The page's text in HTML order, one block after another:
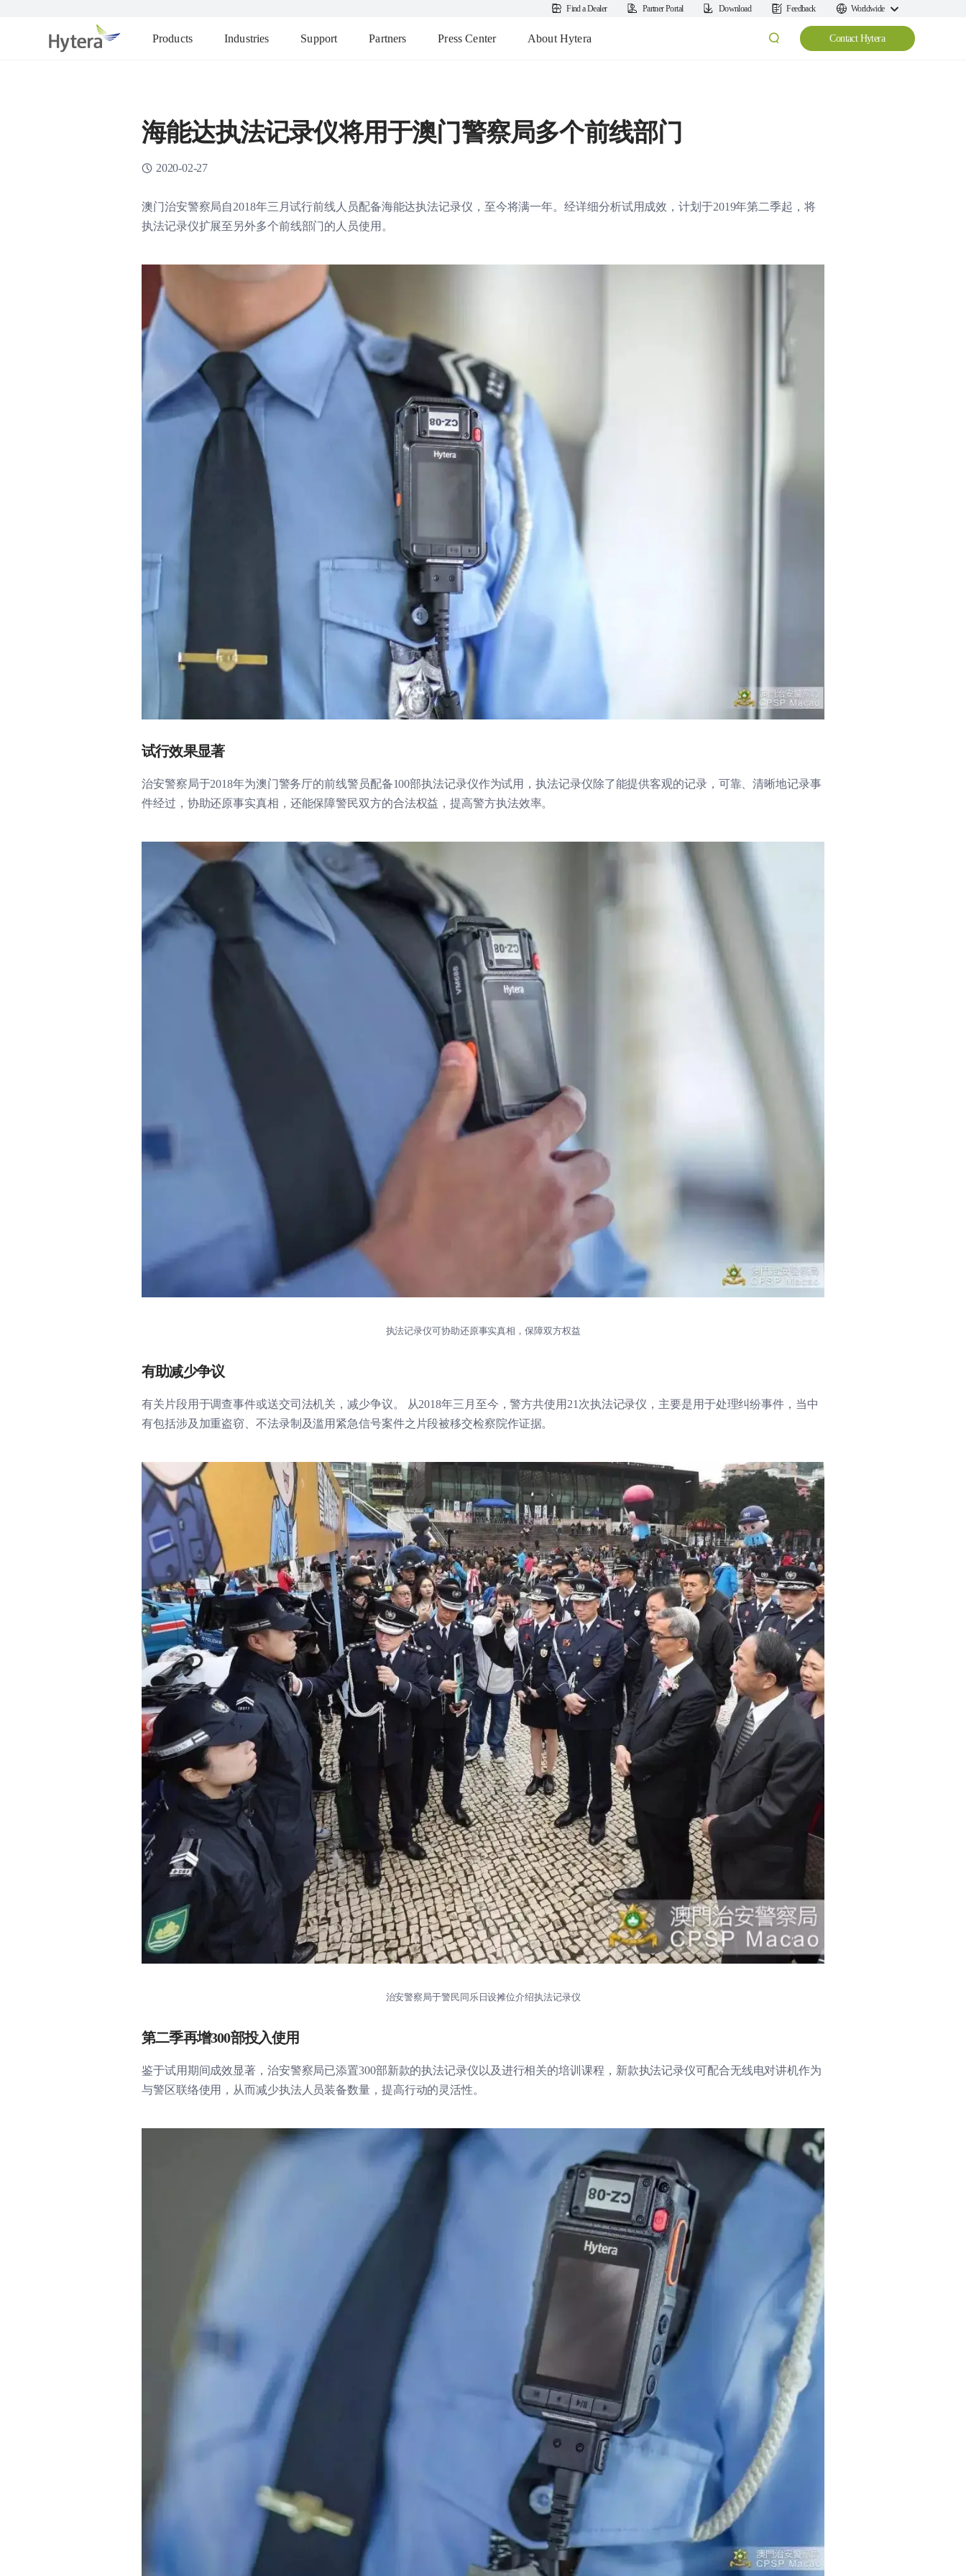
Find a Dealer Partner Portal Download Feedback Worldwide
Products Industries Support Partners Press Center About Hytera Contact Hytera
海能达执法记录仪将用于澳门警察局多个前线部门
2020-02-27
澳门治安警察局自2018年三月试行前线人员配备海能达执法记录仪，至今将满一年。经详细分析试用成效，计划于2019年第二季起，将
执法记录仪扩展至另外多个前线部门的人员使用。
试行效果显著
治安警察局于2018年为澳门警务厅的前线警员配备100部执法记录仪作为试用，执法记录仪除了能提供客观的记录，可靠、清晰地记录事
件经过，协助还原事实真相，还能保障警民双方的合法权益，提高警方执法效率。
执法记录仪可协助还原事实真相，保障双方权益
有助减少争议
有关片段用于调查事件或送交司法机关，减少争议。 从2018年三月至今，警方共使用21次执法记录仪，主要是用于处理纠纷事件，当中
有包括涉及加重盗窃、不法录制及滥用紧急信号案件之片段被移交检察院作证据。
治安警察局于警民同乐日设摊位介绍执法记录仪
第二季再增300部投入使用
鉴于试用期间成效显著，治安警察局已添置300部新款的执法记录仪以及进行相关的培训课程，新款执法记录仪可配合无线电对讲机作为
与警区联络使用，从而减少执法人员装备数量，提高行动的灵活性。